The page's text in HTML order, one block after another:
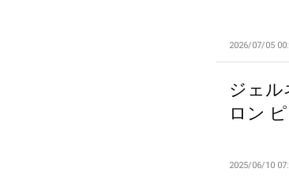
2026/07/05
ジェル
ロン
2025/06/10